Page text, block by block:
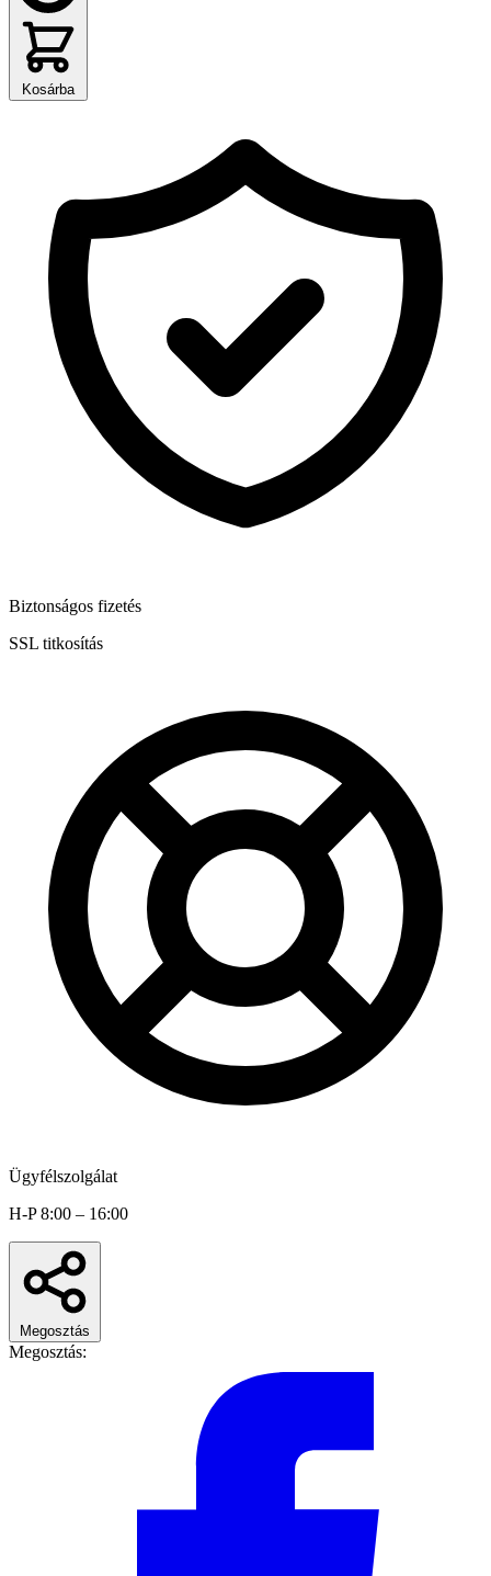
Kosárba
Biztonságos fizetés
SSL titkosítás
Ügyfélszolgálat
H-P 8:00 – 16:00
Megosztás
Megosztás: